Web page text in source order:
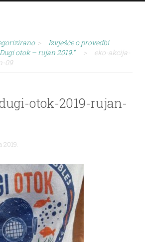
>
Izvješće o provedbi
otok – rujan 2019.“
>
eko-akcija-
09
otok-2019-rujan-
2019.